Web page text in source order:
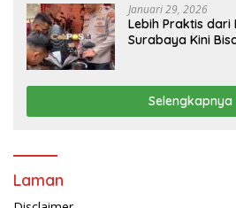
Januari 29, 2026
Lebih Praktis dari
Surabaya Kini
Selengkapnya
Laman